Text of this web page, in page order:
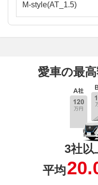
M-style(AT_1.5)
愛車の最
3社以
平均